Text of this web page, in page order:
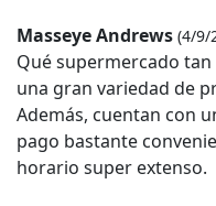
Masseye Andrews (4/9/
Qué supermercado
una gran variedad de
Además, cuentan con
pago bastante
horario super extenso.